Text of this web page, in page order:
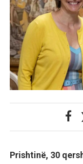
Prishtinë, 30